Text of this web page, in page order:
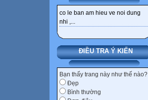
co le ban am hieu ve noi dung
nhi ,...
ĐIỀU TRA Ý KIẾN
Bạn thấy trang này như thế nào?
Đẹp
Bình thường